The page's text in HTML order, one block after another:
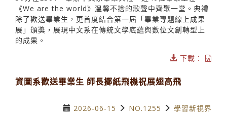
《We are the world》溫馨不捨的歌聲中齊聚一堂。典禮
除了歡送畢業生，更首度結合第一屆「畢業專題線上成果
展」頒獎，展現中文系在傳統文學底蘊與數位文創轉型上
的成果。
下載：
資圖系歡送畢業生 師長擲紙飛機祝展翅高飛
2026-06-15 NO.1255 學習新視界